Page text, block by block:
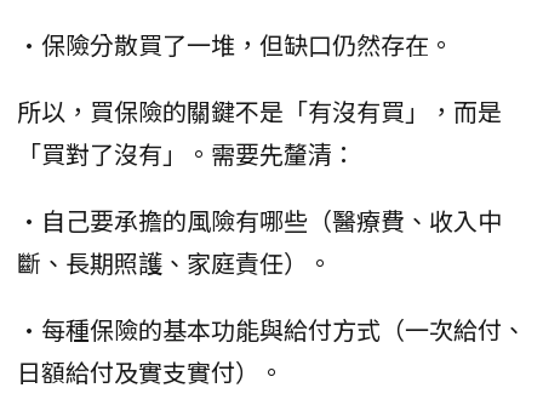
•保險分散買了一堆，但缺口仍然存在。
所以，買保險的關鍵不是「有沒有買」，而是
「買對了沒有」。需要先釐清：
•自己要承擔的風險有哪些（醫療費、收入中
斷、長期照護、家庭責任）。
•每種保險的基本功能與給付方式（一次給付、
日額給付及實支實付）。